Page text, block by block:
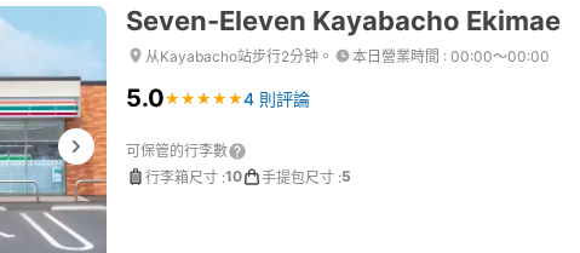
changing
dates.
changing
dates.
Seven-Eleven Kayabacho Ekimae
从Kayabacho站步行2分钟。 本日營業時間 : 00:00〜00:00
5.0★ ★ ★ ★ ★
★ ★ ★ ★ ★4 則評論
可保管的行李數
行李箱尺寸 :10 手提包尺寸 :5